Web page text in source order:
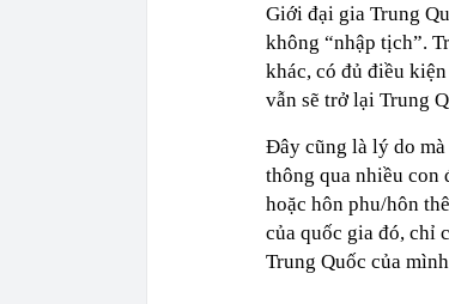
Giới đại gia Trung
không “nhập tịch”.
khác, có đủ điều
vẫn sẽ trở lại Trung
Đây cũng là lý do mà
thông qua nhiều con
hoặc hôn phu/hôn
của quốc gia đó, chỉ
Trung Quốc của